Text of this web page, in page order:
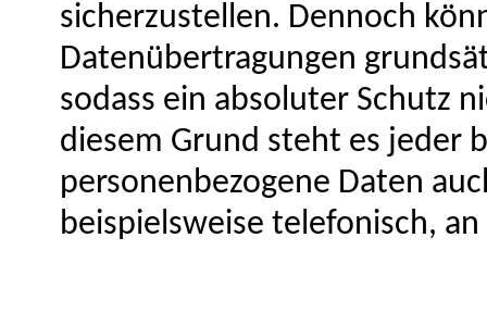
sicherzustellen. Dennoch
Datenübertragungen
sodass ein absoluter Schutz
diesem Grund steht es jeder
personenbezogene Daten
beispielsweise telefonisch,